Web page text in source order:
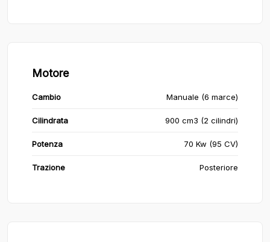
Motore
Cambio Manuale (6 marce)
Cilindrata 900 cm3 (2 cilindri)
Potenza 70 Kw (95 CV)
Trazione Posteriore